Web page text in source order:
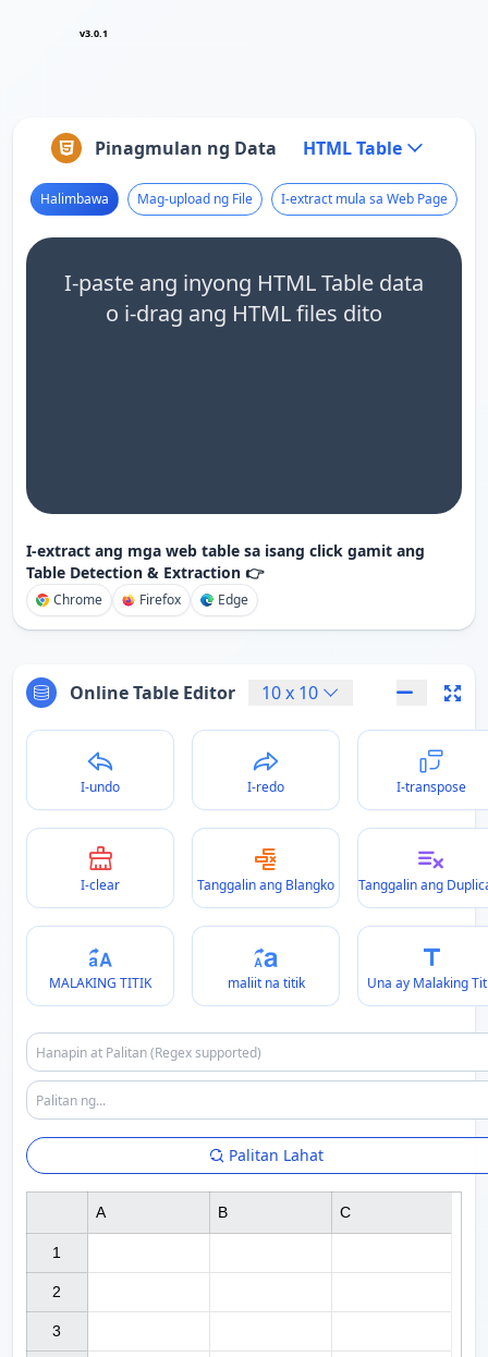
v3.0.1
Pinagmulan ng Data HTML Table
Halimbawa Mag-upload ng File I-extract mula sa Web Page
I-paste ang inyong HTML Table data
o i-drag ang HTML files dito
I-extract ang mga web table sa isang click gamit ang
Table Detection & Extraction 👉
Chrome Firefox Edge
Online Table Editor 10x 10
I-undo I-redo I-transpose
I-clear Tanggalin ang Blangko Tanggalin ang
MALAKING TITIK maliit na titik Una ay Malaking
Palitan Lahat
1
2
3
A B C